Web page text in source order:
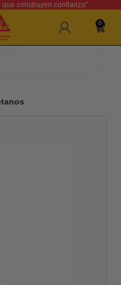
construyen confianza"
0